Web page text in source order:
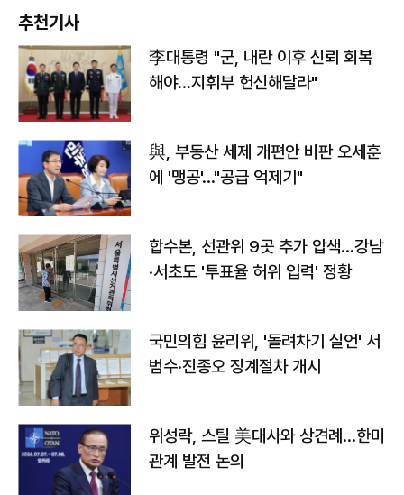
추천기사
李대통령 "군, 내란 이후 신뢰 회복
해야…지휘부 헌신해달라"
與, 부동산 세제 개편안 비판 오세훈
에 '맹공'…"공급 억제기"
합수본, 선관위 9곳 추가 압색…강남
·서초도 '투표율 허위 입력' 정황
국민의힘 윤리위, '돌려차기 실언' 서
범수·진종오 징계절차 개시
위성락, 스틸 美대사와 상견례…한미
관계 발전 논의